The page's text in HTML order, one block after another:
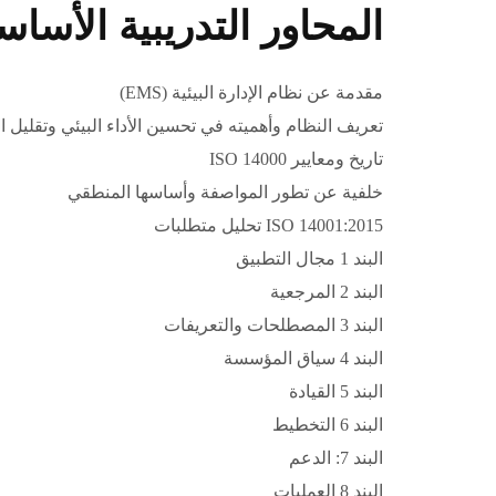
المحاور التدريبية
مقدمة عن نظام الإدارة البيئية (EMS)
تعريف النظام وأهميته في تحسين الأداء البيئي وتقليل
تاريخ ومعايير 14000 ISO
خلفية عن تطور المواصفة وأساسها المنطقي
ISO 14001:2015 تحليل متطلبات
البند 1 مجال التطبيق
البند 2 المرجعية
البند 3 المصطلحات والتعريفات
البند 4 سياق المؤسسة
البند 5 القيادة
البند 6 التخطيط
البند 7: الدعم
البند 8 العمليات